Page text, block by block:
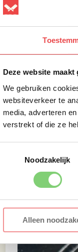
Deze website
We gebruiken
websiteverkeer te
media, adverteren
verstrekt of die ze
Noodzakelijk
Alleen
pannetje dan
saus
Haal de saus
Per eetlepel